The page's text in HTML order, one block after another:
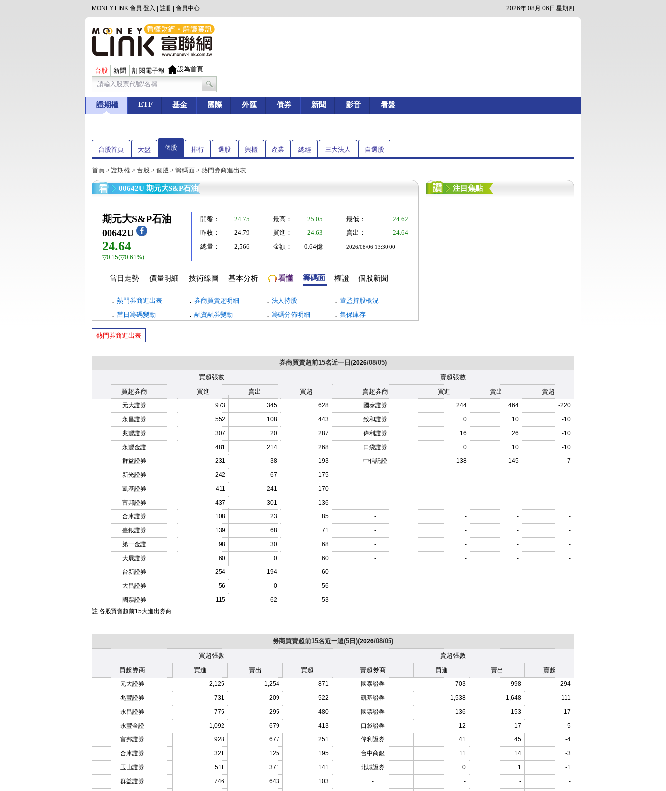
MONEY LINK 會員 登入 註冊 會員中心 2026年 08月 06日 星期四
台股 新聞 訂閱電子報 設為首頁
證期權 ETF 基金 國際 外匯 債券 新聞 影音 看盤
台股首頁 大盤 個股 排行 選股 興櫃 產業 總經 三大法人 自選股
首頁 > 證期權 > 台股 > 個股 > 籌碼面 > 熱門券商進出表
00642U 期元大S&P石油
期元大S&P石油
00642U
24.64
▽0.15(▽0.61%)
開盤： 24.75 最高： 25.05 最低：
24.62
昨收：
24.79 買進： 24.63 賣出：
24.64
總量：
2,566 金額： 0.64億 2026/08/06 13:30:00
當日走勢 價量明細 技術線圖 基本分析 看懂 籌碼面 權證 個股新聞
． 熱門券商進出表 ． 券商買賣超明細 ． 法人持股 ． 董監持股概況
． 當日籌碼變動 ． 融資融券變動 ． 籌碼分佈明細 ． 集保庫存
注目焦點
熱門券商進出表
券商買賣超前15名近一日(2026/08/05)
買超張數
賣超張數
買超券商
買進 賣出 買超 賣超券商 買進 賣出 賣超
元大證券 973 345 628 國泰證券 244 464
-220
永昌證券
552 108 443 致和證券 0 10
-10
兆豐證券
307 20 287 偉利證券 16 26
-10
永豐金證
481 214 268 口袋證券 0 10
-10
群益證券
231 38 193 中信託證 138 145
-7
新光證券
242 67 175 - - -
-
凱基證券
411 241 170 - - -
-
富邦證券
437 301 136 - - -
-
合庫證券
108 23 85 - - -
-
臺銀證券
139 68 71 - - -
-
第一金證
98 30 68 - - -
-
大展證券
60 0 60 - - -
-
台新證券
254 194 60 - - -
-
大昌證券
56 0 56 - - -
-
國票證券
115 62 53 - - -
-
註:各股買賣超前15大進出券商
券商買賣超前15名近一週(5日)(2026/08/05)
買超張數
賣超張數
買超券商
買進 賣出 買超 賣超券商 買進 賣出 賣超
元大證券 2,125 1,254 871 國泰證券 703 998
-294
兆豐證券
731 209 522 凱基證券 1,538 1,648
-111
永昌證券
775 295 480 國票證券 136 153
-17
永豐金證
1,092 679 413 口袋證券 12 17
-5
富邦證券
928 677 251 偉利證券 41 45
-4
合庫證券
321 125 195 台中商銀 11 14
-3
玉山證券
511 371 141 北城證券 0 1
-1
群益證券
746 643 103 - - -
-